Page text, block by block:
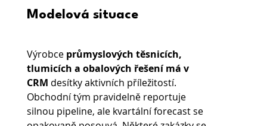
Modelová situace
Výrobce průmyslových těsnicích,
tlumicích a obalových řešení má v
CRM desítky aktivních příležitostí.
Obchodní tým pravidelně reportuje
silnou pipeline, ale kvartální forecast se